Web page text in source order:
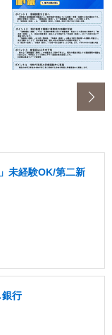
未経験OK/第二新
行